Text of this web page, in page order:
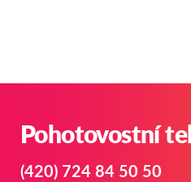
Pohotovostní
(420) 724 84 50 50